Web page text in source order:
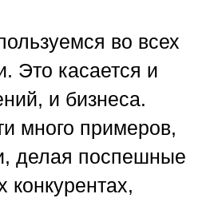
во всех
Это касается и
и бизнеса.
много примеров,
делая поспешные
конкурентах,